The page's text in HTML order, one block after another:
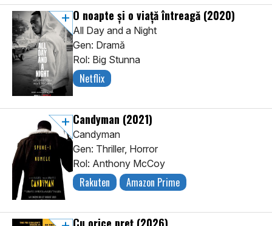
O noapte și o viață întreagă (2020)
All Day and a Night
Gen: Dramă
Rol: Big Stunna
Netflix
Candyman (2021)
Candyman
Gen: Thriller, Horror
Rol: Anthony McCoy
Rakuten Amazon Prime